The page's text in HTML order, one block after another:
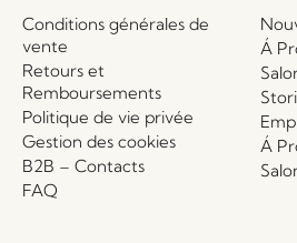
Conditions générales de
vente
Retours et
Remboursements
Politique de vie privée
Gestion des cookies
B2B – Contacts
FAQ
Á
Á